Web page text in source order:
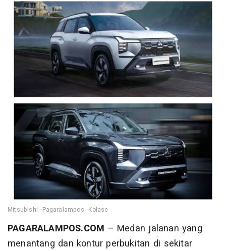
Mitsubishi -Pagaralampos -Kolase
PAGARALAMPOS.COM – Medan jalanan yang
menantang dan kontur perbukitan di sekitar